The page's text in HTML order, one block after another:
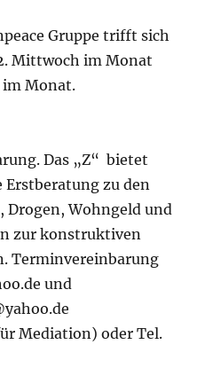
Gruppe trifft sich
Mittwoch im Monat
im Monat.
Das „Z“ bietet
zu den
Drogen, Wohngeld und
zur konstruktiven
Terminvereinbarung
und
Mediation) oder Tel.